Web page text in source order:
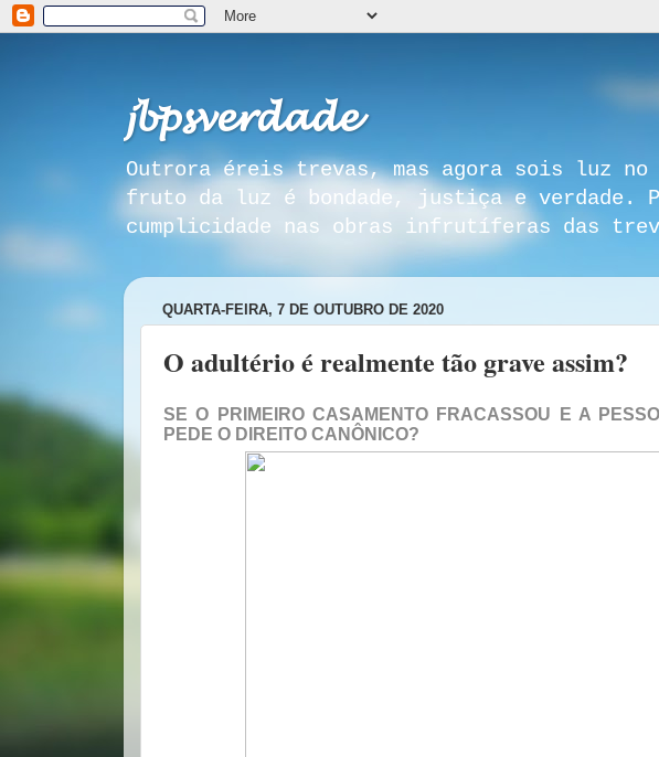
𝓳𝓫𝓹𝓼𝓿𝓮𝓻𝓭𝓪𝓭𝓮
Outrora éreis trevas, mas agora sois luz no
fruto da luz é bondade, justiça e verdade.
cumplicidade nas obras infrutíferas das
QUARTA-FEIRA, 7 DE OUTUBRO DE 2020
O adultério é realmente tão grave assim?
SE O PRIMEIRO CASAMENTO FRACASSOU E A
PEDE O DIREITO CANÔNICO?